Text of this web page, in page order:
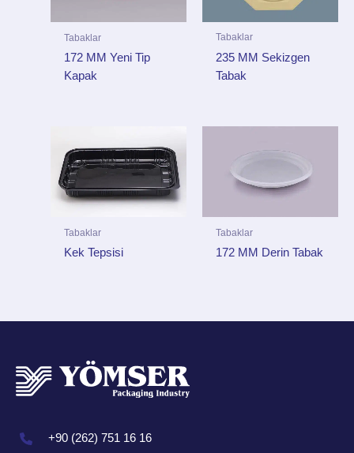
Tabaklar
172 MM Yeni Tip
Kapak
Tabaklar
235 MM Sekizgen
Tabak
Tabaklar
Kek Tepsisi
Tabaklar
172 MM Derin Tabak
+90 (262) 751 16 16